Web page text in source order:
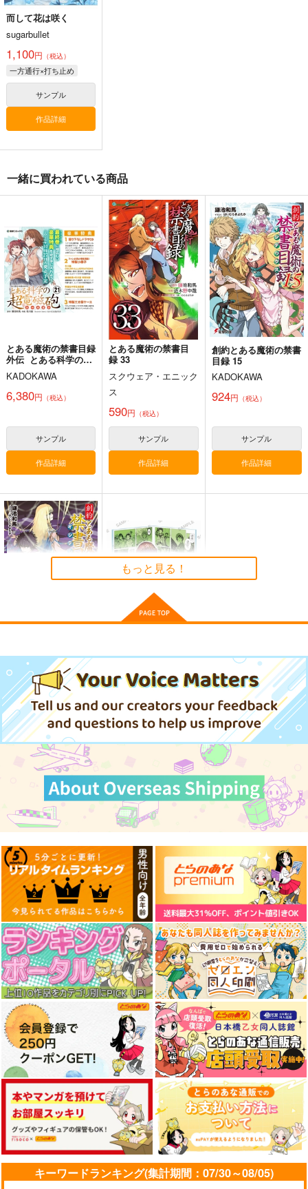
而して花は咲く
sugarbullet
1,100円 （税込）
一方通行×打ち止め
サンプル
作品詳細
一緒に買われている商品
とある魔術の禁書目録
外伝 とある科学の超
電磁砲 21 特装版
KADOKAWA
6,380円 （税込）
サンプル
作品詳細
とある魔術の禁書目
録 33
スクウェア・エニック
ス
590円 （税込）
サンプル
作品詳細
創約とある魔術の禁書
目録 15
KADOKAWA
924円 （税込）
サンプル
作品詳細
目録 14
KADOKAWA
836円（税込）
サンプル
作品詳細
ジオラマセット
vol.2(初春飾利・佐天
涙子・御坂美琴&白井
黒子)（とある魔術の
禁書目録外伝 とある
科学の超電磁砲 21 特
装版）
KADOKAWA
12,320
サンプル
作品詳細
もっと見る！
キーワードランキング(集計期間：07/30～08/05)